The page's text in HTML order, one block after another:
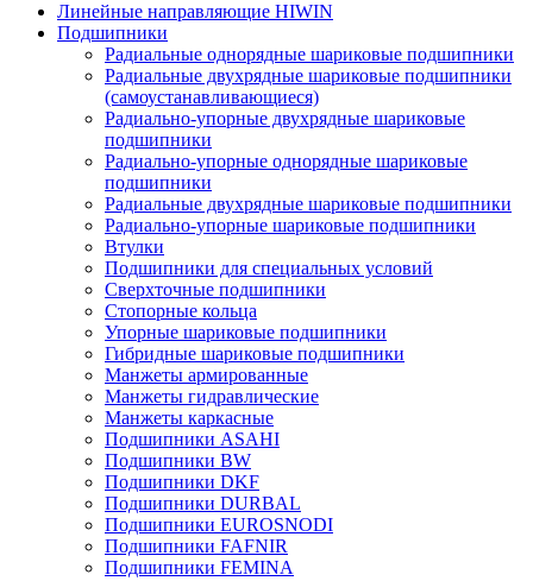
Линейные направляющие HIWIN
Подшипники
Радиальные однорядные шариковые подшипники
Радиальные двухрядные шариковые подшипники
(самоустанавливающиеся)
Радиально-упорные двухрядные шариковые
подшипники
Радиально-упорные однорядные шариковые
подшипники
Радиальные двухрядные шариковые подшипники
Радиально-упорные шариковые подшипники
Втулки
Подшипники для специальных условий
Сверхточные подшипники
Стопорные кольца
Упорные шариковые подшипники
Гибридные шариковые подшипники
Манжеты армированные
Манжеты гидравлические
Манжеты каркасные
Подшипники ASAHI
Подшипники BW
Подшипники DKF
Подшипники DURBAL
Подшипники EUROSNODI
Подшипники FAFNIR
Подшипники FEMINA